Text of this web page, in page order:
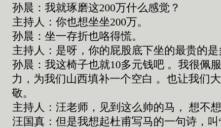
孙晨： 我就琢磨这200万什么感觉？
主持人： 你也想坐坐200万。
孙晨： 坐一存折也咯得慌。
主持人： 是呀， 你的屁股底下坐的最贵的是
孙晨： 我这椅子也就10多元钱吧 。 我很佩
力 ， 为我们山西填补一个空白 。也让我们
敬。
主持人：汪老师 ， 见到这么帅的马 ， 想不
汪国真：但是我想起杜甫写马的一句诗，叫